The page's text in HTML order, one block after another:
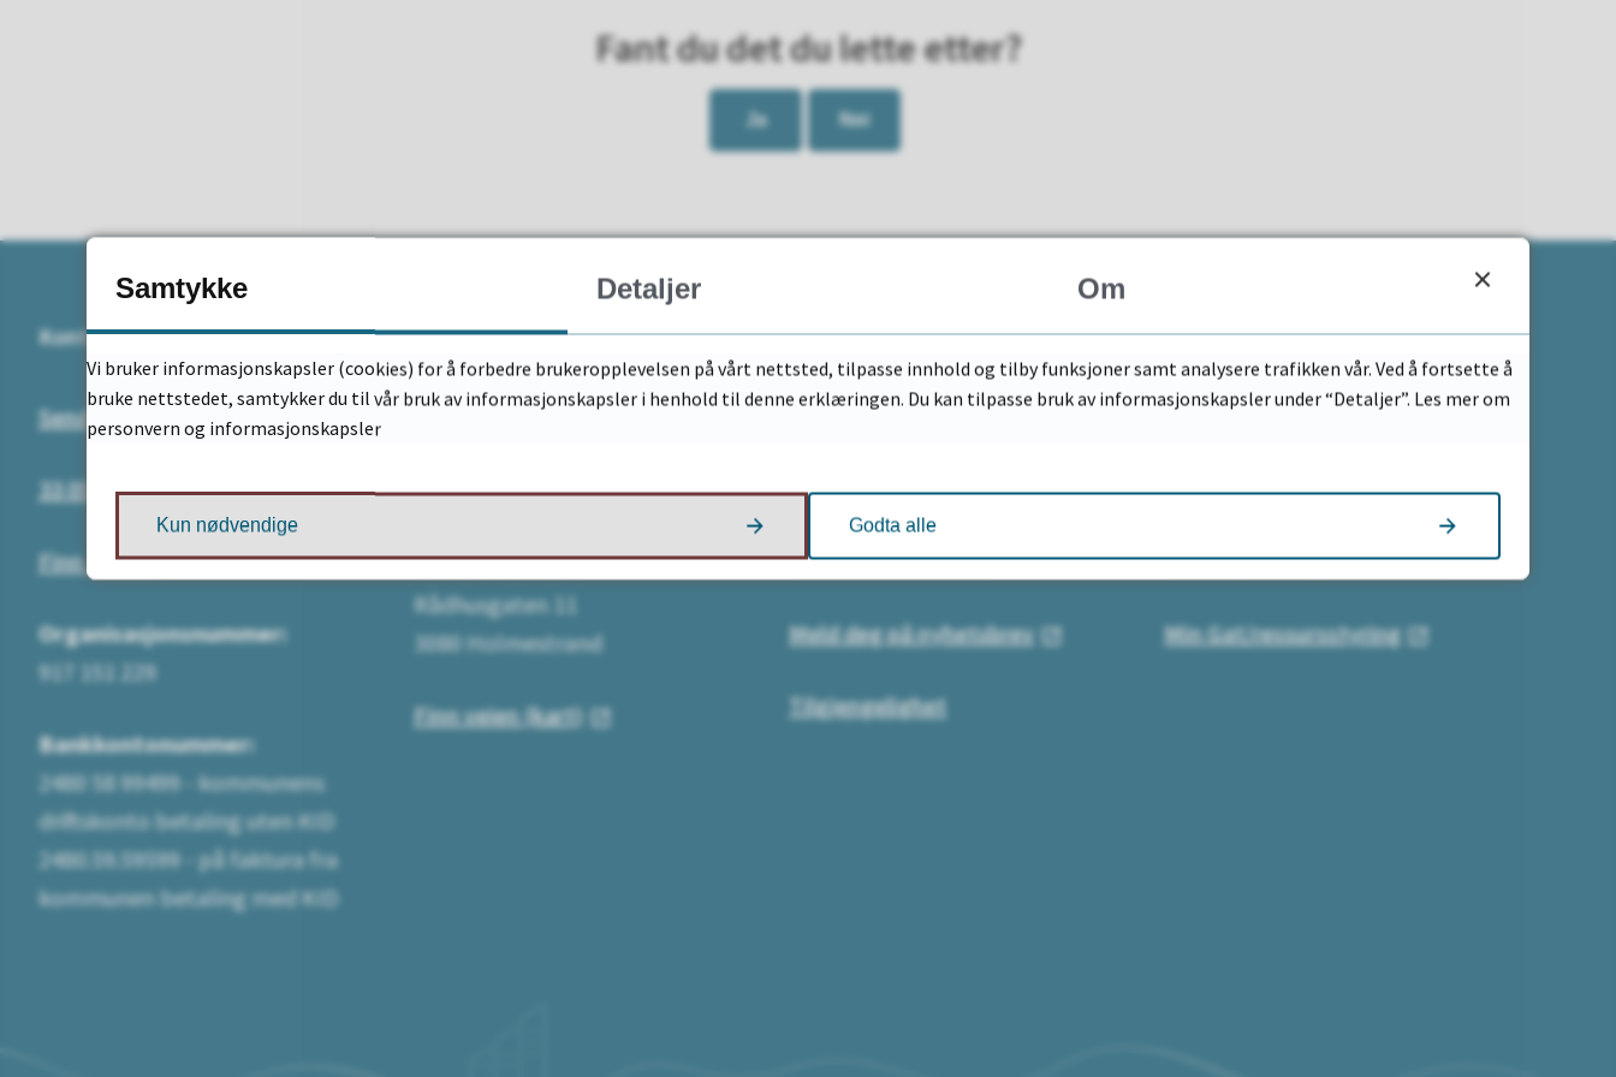
Fant du det du lette etter?
Ja Nei
Kontakt
Send e-post
33 05 95 00
Finn ansatt
Organisasjonsnummer:
917 151 229
Bankkontonummer:
2480 58 99499 - kommunens
driftskonto betaling uten KID
2480.59.59599 - på faktura fra
kommunen betaling med KID
Adresse
Postadresse:
3081 Holmestrand
Besøksadresse:
Rådhusgaten 11
3080 Holmestrand
Finn veien (kart)
Nyttige lenker
Jeg vil gifte meg
Skjemaportal
Send eller få faktura
Meld deg på nyhetsbrev
Tilgjengelighet
For ansatte
Logg på intranett
Nyttige lenker
For deg med hjemmekontor
Min Gat/ressursstyring
Samtykke Detaljer Om
Vi bruker informasjonskapsler (cookies) for å forbedre brukeropplevelsen på vårt nettsted, tilpasse innhold og tilby funksjoner samt analysere trafikken vår. Ved å fortsette å
bruke nettstedet, samtykker du til vår bruk av informasjonskapsler i henhold til denne erklæringen. Du kan tilpasse bruk av informasjonskapsler under “Detaljer”. Les mer om
personvern og informasjonskapsler
Kun nødvendige Godta alle